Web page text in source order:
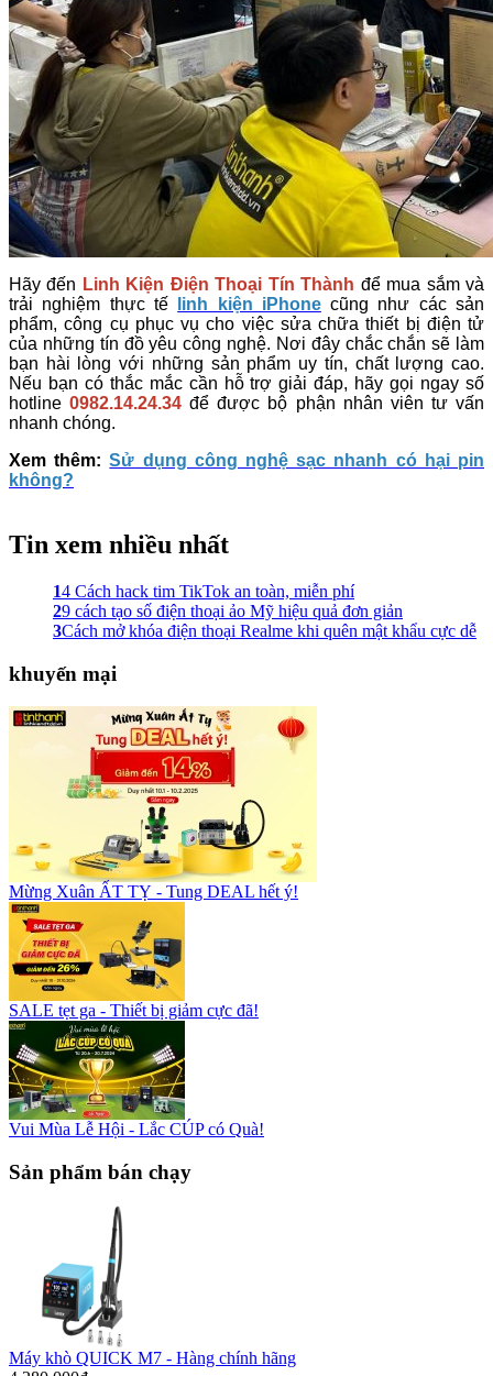
Hãy đến Linh Kiện Điện Thoại Tín Thành để mua sắm và
trải nghiệm thực tế
linh kiện iPhonecũng như các sản
phẩm, công cụ phục vụ cho việc sửa chữa thiết bị điện tử
của những tín đồ yêu công nghệ. Nơi đây chắc chắn sẽ làm
bạn hài lòng với những sản phẩm uy tín, chất lượng cao.
Nếu bạn có thắc mắc cần hỗ trợ giải đáp, hãy gọi ngay số
hotline0982.14.24.34 để được bộ phận nhân viên tư vấn
nhanh chóng.
Xem thêm:Sử dụng công nghệ sạc nhanh có hại pin
không?
Tin xem nhiều nhất
14 Cách hack tim TikTok an toàn, miễn phí
29 cách tạo số điện thoại ảo Mỹ hiệu quả đơn giản
3Cách mở khóa điện thoại Realme khi quên mật khẩu cực dễ
khuyến mại
Mừng Xuân ẤT TỴ - Tung DEAL hết ý!
SALE tẹt ga - Thiết bị giảm cực đã!
Vui Mùa Lễ Hội - Lắc CÚP có Quà!
Sản phẩm bán chạy
Máy khò QUICK M7 - Hàng chính hãng